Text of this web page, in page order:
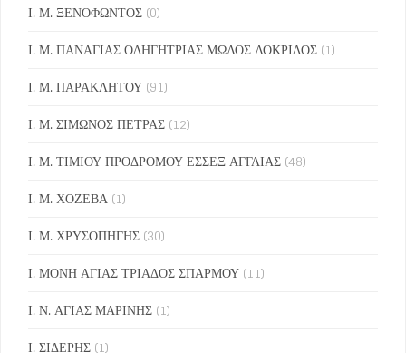
Ι. Μ. ΞΕΝΟΦΩΝΤΟΣ (0)
Ι. Μ. ΠΑΝΑΓΙΑΣ ΟΔΗΓΗΤΡΙΑΣ ΜΩΛΟΣ ΛΟΚΡΙΔΟΣ (1)
Ι. Μ. ΠΑΡΑΚΛΗΤΟΥ (91)
Ι. Μ. ΣΙΜΩΝΟΣ ΠΕΤΡΑΣ (12)
Ι. Μ. ΤΙΜΙΟΥ ΠΡΟΔΡΟΜΟΥ ΕΣΣΕΞ ΑΓΓΛΙΑΣ (48)
Ι. Μ. ΧΟΖΕΒΑ (1)
Ι. Μ. ΧΡΥΣΟΠΗΓΗΣ (30)
Ι. ΜΟΝΗ ΑΓΙΑΣ ΤΡΙΑΔΟΣ ΣΠΑΡΜΟΥ (11)
Ι. Ν. ΑΓΙΑΣ ΜΑΡΙΝΗΣ (1)
Ι. ΣΙΔΕΡΗΣ (1)